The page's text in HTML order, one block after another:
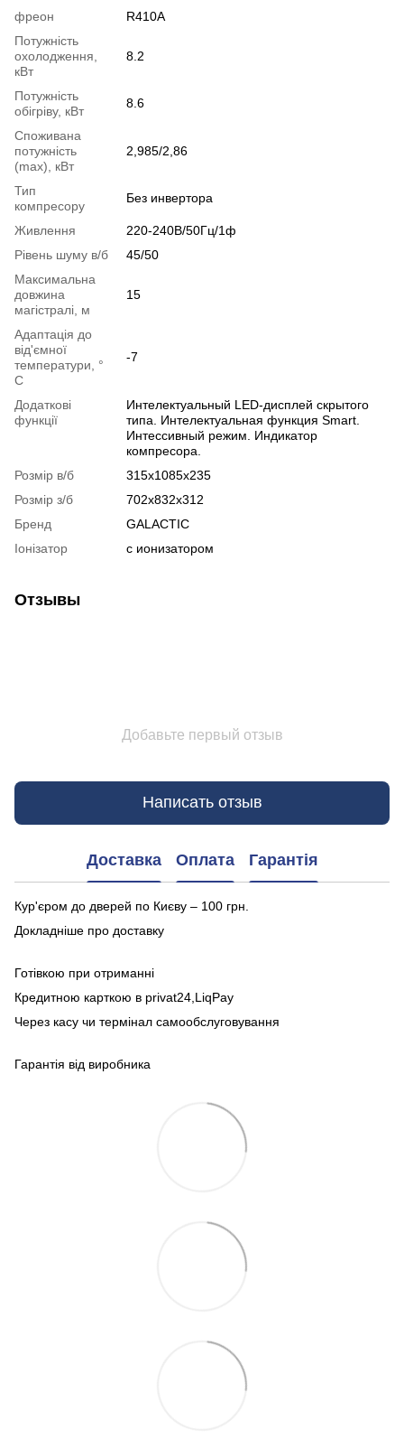
фреон
R410A
Потужність
охолодження,
кВт
8.2
Потужність
обігріву, кВт
8.6
Споживана
потужність
(max), кВт
2,985/2,86
Тип
компресору
Без инвертора
Живлення
220-240В/50Гц/1ф
Рівень шуму в/б
45/50
Максимальна
довжина
магістралі, м
15
Адаптація до
від'ємної
температури, °
C
-7
Додаткові
функції
Интелектуальный LED-дисплей скрытого
типа. Интелектуальная функция Smart.
Интессивный режим. Индикатор
компресора.
Розмір в/б
315x1085x235
Розмір з/б
702x832x312
Бренд
GALACTIC
Іонізатор
с ионизатором
Отзывы
Добавьте первый отзыв
Написать отзыв
Доставка Оплата Гарантія
Кур'єром до дверей по Києву – 100 грн.
Докладніше про доставку
Готівкою при отриманні
Кредитною карткою в privat24,LiqPay
Через касу чи термінал самообслуговування
Гарантія від виробника